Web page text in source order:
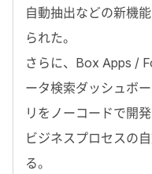
自動抽出などの新機
られた。
さらに、Box Apps /
ータ検索ダッシュボ
リをノーコードで開
ビジネスプロセスの
る。